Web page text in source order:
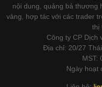
nội dung, quảng bá thương
vàng, hợp tác với các trader
thị
Công ty CP Dịch
Địa chỉ: 20/27
MST:
Ngày hoạt